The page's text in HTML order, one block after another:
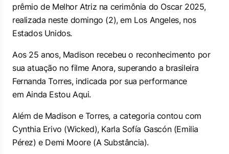
prêmio de Melhor Atriz na cerimônia do Oscar 2025,
realizada neste domingo (2), em Los Angeles, nos
Estados Unidos.
Aos 25 anos, Madison recebeu o reconhecimento por
sua atuação no filme Anora, superando a brasileira
Fernanda Torres, indicada por sua performance
em Ainda Estou Aqui.
Além de Madison e Torres, a categoria contou com
Cynthia Erivo (Wicked), Karla Sofía Gascón (Emilia
Pérez) e Demi Moore (A Substância).